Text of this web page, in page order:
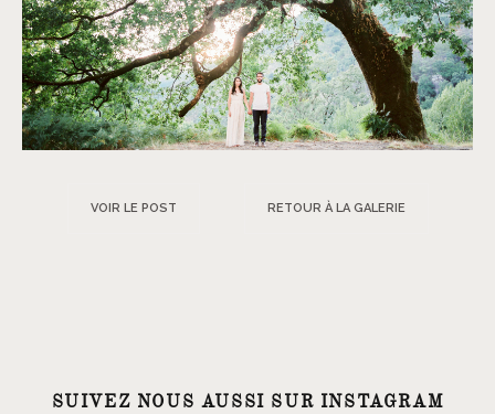
VOIR LE POST RETOUR À LA GALERIE
SUIVEZ NOUS AUSSI SUR INSTAGRAM